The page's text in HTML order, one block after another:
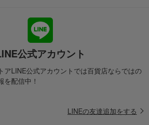
公式アカウント
アLINE公式アカウントでは百貨店ならではの
を配信中！
LINEの友達追加をする